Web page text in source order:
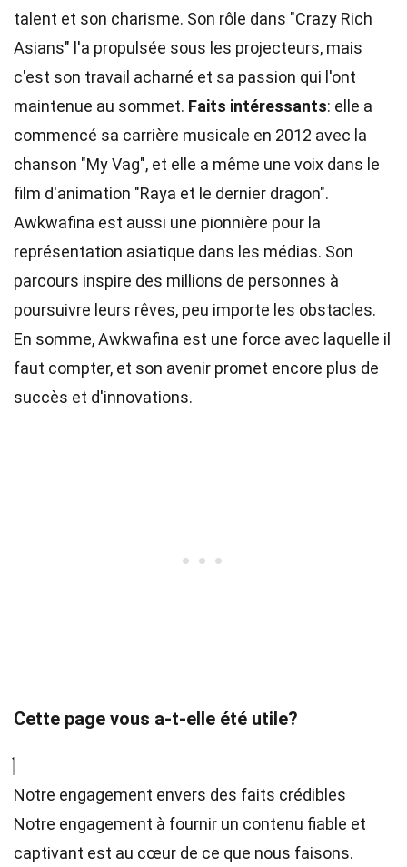
talent et son charisme. Son rôle dans "Crazy Rich
Asians" l'a propulsée sous les projecteurs, mais
c'est son travail acharné et sa passion qui l'ont
maintenue au sommet. Faits intéressants: elle a
commencé sa carrière musicale en 2012 avec la
chanson "My Vag", et elle a même une voix dans le
film d'animation "Raya et le dernier dragon".
Awkwafina est aussi une pionnière pour la
représentation asiatique dans les médias. Son
parcours inspire des millions de personnes à
poursuivre leurs rêves, peu importe les obstacles.
En somme, Awkwafina est une force avec laquelle il
faut compter, et son avenir promet encore plus de
succès et d'innovations.
Cette page vous a-t-elle été utile?
Notre engagement envers des faits crédibles
Notre engagement à fournir un contenu fiable et
captivant est au cœur de ce que nous faisons.